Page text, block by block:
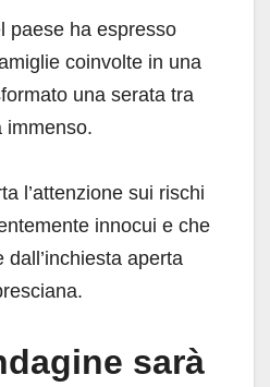
paese ha espresso
coinvolte in una
una serata tra
immenso.
l’attenzione sui rischi
innocui e che
aperta
sarà